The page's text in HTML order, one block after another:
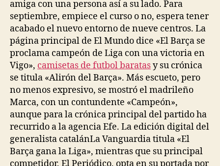
amiga con una persona así a su lado. Para
septiembre, empiece el curso o no, espera tener
acabado el nuevo entorno de nueve centros. La
página principal de El Mundo dice «El Barça se
proclama campeón de Liga con una victoria en
Vigo», camisetas de futbol baratasy su crónica
se titula «Alirón del Barça». Más escueto, pero
no menos expresivo, se mostró el madrileño
Marca, con un contundente «Campeón»,
aunque para la crónica principal del partido ha
recurrido a la agencia Efe. La edición digital del
generalista catalánLa Vanguardia titula «El
Barça gana la Liga», mientras que su principal
competidor, El Periódico, opta en su portada por